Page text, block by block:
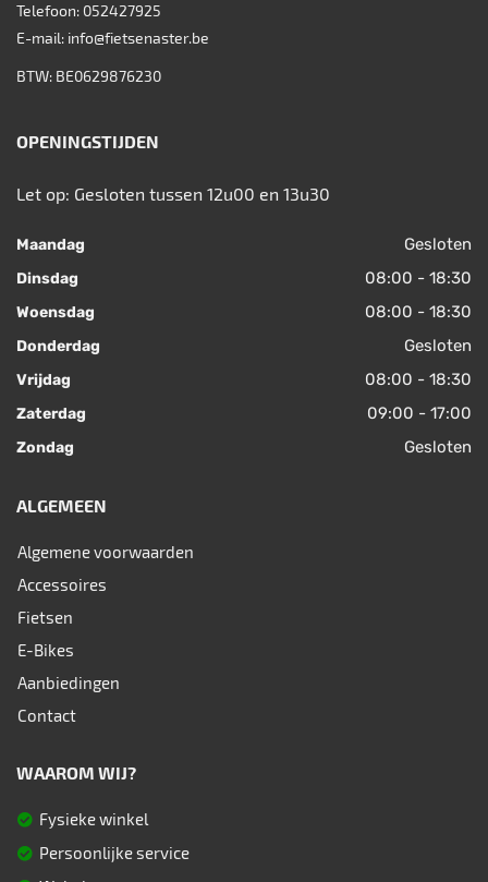
Telefoon: 052427925
E-mail: info@fietsenaster.be
BTW: BE0629876230
OPENINGSTIJDEN
Let op: Gesloten tussen 12u00 en 13u30
Maandag Gesloten
Dinsdag 08:00 - 18:30
Woensdag 08:00 - 18:30
Donderdag Gesloten
Vrijdag 08:00 - 18:30
Zaterdag 09:00 - 17:00
Zondag Gesloten
ALGEMEEN
Algemene voorwaarden
Accessoires
Fietsen
E-Bikes
Aanbiedingen
Contact
WAAROM WIJ?
Fysieke winkel
Persoonlijke service